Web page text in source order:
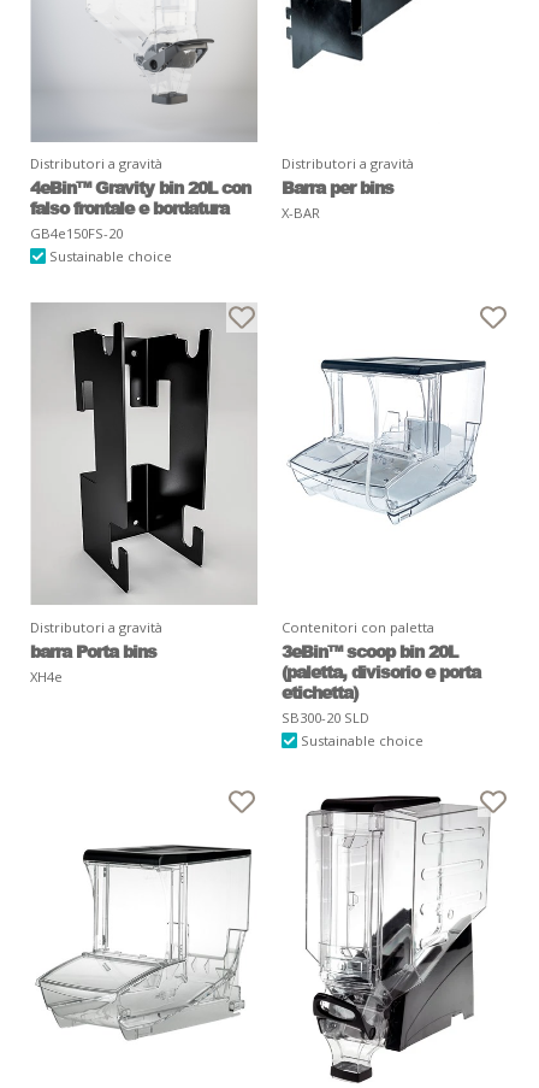
Distributori a gravità
4eBin™ Gravity bin 20L con
falso frontale e bordatura
GB4e150FS-20
Sustainable choice
Distributori a gravità
Barra per bins
X-BAR
Distributori a gravità
barra Porta bins
XH4e
Contenitori con paletta
3eBin™ scoop bin 20L
(paletta, divisorio e porta
etichetta)
SB300-20 SLD
Sustainable choice